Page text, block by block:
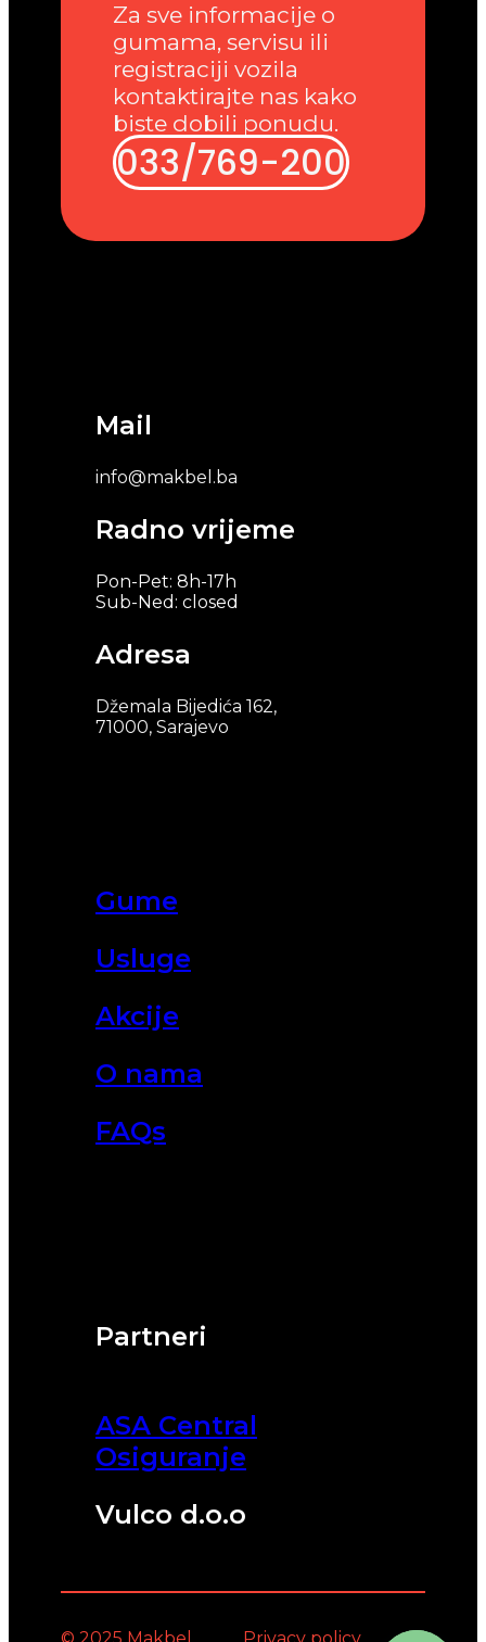
Partneri
ASA Central
Osiguranje
Vulco d.o.o
Gume
Usluge
Akcije
O nama
FAQs
Mail
info@makbel.ba
Radno vrijeme
Pon-Pet: 8h-17h
Sub-Ned: closed
Adresa
Džemala Bijedića 162,
71000, Sarajevo
Za sve informacije o
gumama, servisu ili
registraciji vozila
kontaktirajte nas kako
biste dobili ponudu.
033/769-200